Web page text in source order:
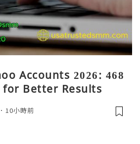
Accounts 2026: 468
for Better Results
10小時前